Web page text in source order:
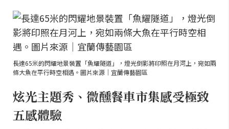
長達65米的閃耀地景裝置「魚耀隧道」，燈光倒影將印照在月河上，宛如兩
條大魚在平行時空相遇。圖片來源｜宜蘭傳藝園區
炫光主題秀、微醺餐車市集感受極致
五感體驗